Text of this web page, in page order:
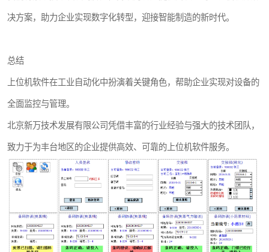
决方案，助力企业实现数字化转型，迎接智能制造的新时代。
总结
上位机软件在工业自动化中扮演着关键角色，帮助企业实现对设备的
全面监控与管理。
北京新万技术发展有限公司凭借丰富的行业经验与强大的技术团队，
致力于为丰台地区的企业提供高效、可靠的上位机软件服务。